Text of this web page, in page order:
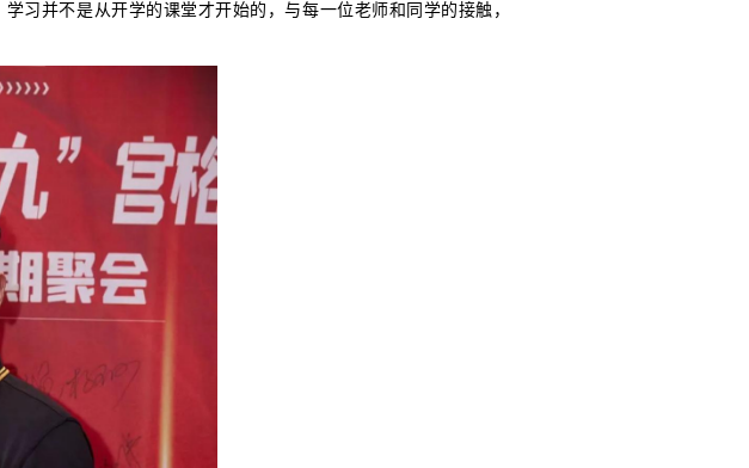
习并不是从开学的课堂才开始的，与每一位老师和同学的接触，